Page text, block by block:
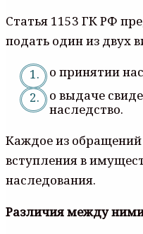
Статья 1153 ГК РФ
подать один из двух
о принятии
о выдаче
наследство.
Каждое из обращений
вступления в
наследования.
Различия между